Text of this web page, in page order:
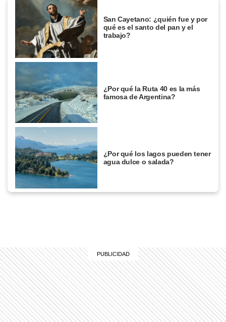
San Cayetano: ¿quién fue y por
qué es el santo del pan y el
trabajo?
¿Por qué la Ruta 40 es la más
famosa de Argentina?
¿Por qué los lagos pueden tener
agua dulce o salada?